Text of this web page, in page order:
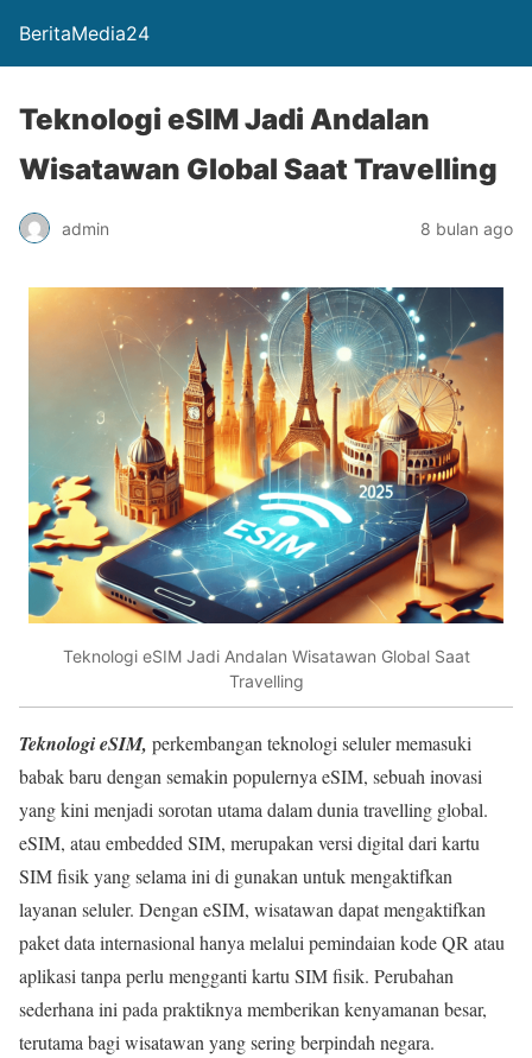
BeritaMedia24
Teknologi eSIM Jadi Andalan
Wisatawan Global Saat Travelling
admin 8 bulan ago
Teknologi eSIM Jadi Andalan Wisatawan Global Saat
Travelling
Teknologi eSIM, perkembangan teknologi seluler memasuki
babak baru dengan semakin populernya eSIM, sebuah inovasi
yang kini menjadi sorotan utama dalam dunia travelling global.
eSIM, atau embedded SIM, merupakan versi digital dari kartu
SIM fisik yang selama ini di gunakan untuk mengaktifkan
layanan seluler. Dengan eSIM, wisatawan dapat mengaktifkan
paket data internasional hanya melalui pemindaian kode QR atau
aplikasi tanpa perlu mengganti kartu SIM fisik. Perubahan
sederhana ini pada praktiknya memberikan kenyamanan besar,
terutama bagi wisatawan yang sering berpindah negara.